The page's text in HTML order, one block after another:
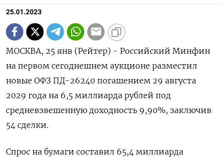
25.01.2023
МОСКВА, 25 янв (Рейтер) - Российский Минфин
на первом сегоднешнем аукционе разместил
новые ОФЗ ПД-26240 погашением 29 августа
2029 года на 6,5 миллиарда рублей под
средневзвешенную доходность 9,90%, заключив
54 сделки.
Спрос на бумаги составил 65,4 миллиарда